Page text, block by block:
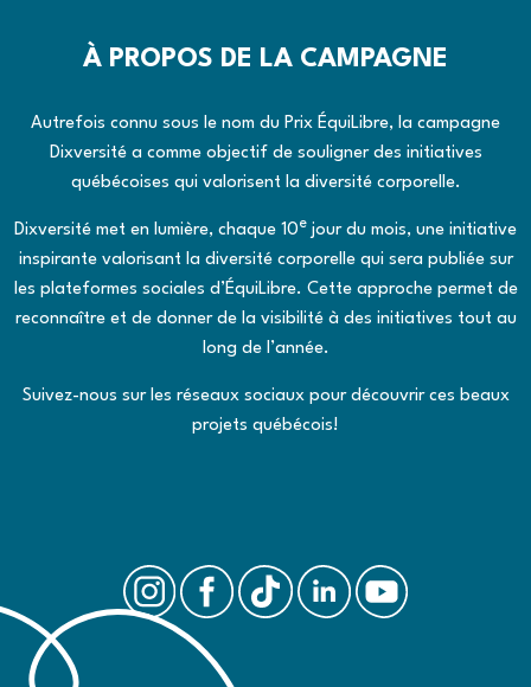
À PROPOS DE LA CAMPAGNE
Autrefois connu sous le nom du Prix ÉquiLibre, la campagne
Dixversité a comme objectif de souligner des initiatives
québécoises qui valorisent la diversité corporelle.
Dixversité met en lumière, chaque 10e jour du mois, une initiative
inspirante valorisant la diversité corporelle qui sera publiée sur
les plateformes sociales d’ÉquiLibre. Cette approche permet de
reconnaître et de donner de la visibilité à des initiatives tout au
long de l’année.
Suivez-nous sur les réseaux sociaux pour découvrir ces beaux
projets québécois!